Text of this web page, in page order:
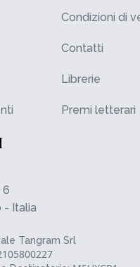
Condizioni di
Contatti
Librerie
Premi letterari
6
- Italia
Tangram Srl